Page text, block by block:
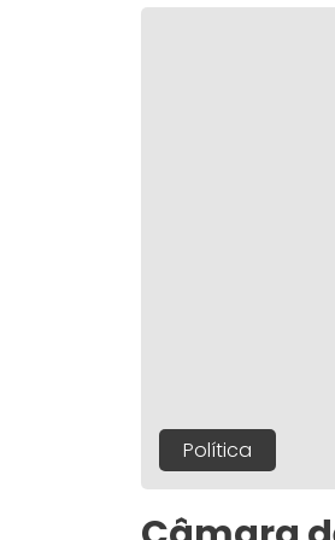
Política